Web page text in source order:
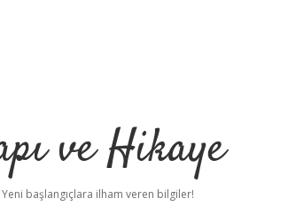
ve Hikaye
Yeni başlangıçlara ilham veren bilgiler!